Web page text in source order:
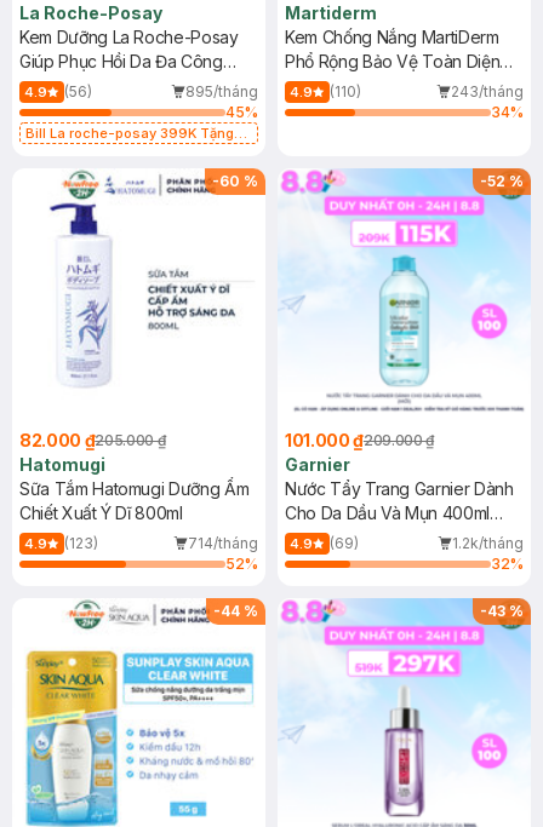
La Roche-Posay
Kem Dưỡng La Roche-Posay
Giúp Phục Hồi Da Đa Công
Dụng 40ml
4.9 (56)
895/tháng
45%
Bill La roche-posay 399K Tặng
(SL có hạn)
Martiderm
Kem Chống Nắng MartiDerm
Phổ Rộng Bảo Vệ Toàn Diện
40ml
4.9 (110)
243/tháng
34%
-60 %
82.000 ₫205.000 ₫
Hatomugi
Sữa Tắm Hatomugi Dưỡng Ẩm
Chiết Xuất Ý Dĩ 800ml
4.9 (123)
714/tháng
52%
-52%
101.000 ₫209.000 ₫
Garnier
Nước Tẩy Trang Garnier Dành
Cho Da Dầu Và Mụn 400ml
(Mới)
4.9 (69)
1.2k/tháng
32%
-44 % -43%